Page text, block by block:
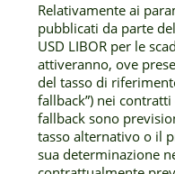
Relativamente ai
pubblicati da parte
USD LIBOR per le
attiveranno, ove
del tasso di
fallback”) nei
fallback sono
tasso alternativo o il
sua determinazione